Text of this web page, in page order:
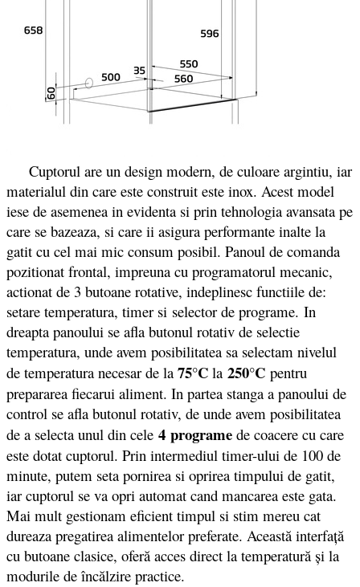
Cuptorul are un design modern, de culoare argintiu, iar
materialul din care este construit este inox. Acest model
iese de asemenea in evidenta si prin tehnologia avansata pe
care se bazeaza, si care ii asigura performante inalte la
gatit cu cel mai mic consum posibil. Panoul de comanda
pozitionat frontal, impreuna cu programatorul mecanic,
actionat de 3 butoane rotative, indeplinesc functiile de:
setare temperatura, timer si selector de programe. In
dreapta panoului se afla butonul rotativ de selectie
temperatura, unde avem posibilitatea sa selectam nivelul
de temperatura necesar de la 75°C la 250°C pentru
prepararea fiecarui aliment. In partea stanga a panoului de
control se afla butonul rotativ, de unde avem posibilitatea
de a selecta unul din cele 4 programe de coacere cu care
este dotat cuptorul. Prin intermediul timer-ului de 100 de
minute, putem seta pornirea si oprirea timpului de gatit,
iar cuptorul se va opri automat cand mancarea este gata.
Mai mult gestionam eficient timpul si stim mereu cat
dureaza pregatirea alimentelor preferate. Această interfaţă
cu butoane clasice, oferă acces direct la temperatură şi la
modurile de încălzire practice.